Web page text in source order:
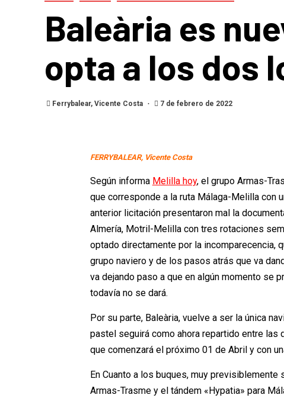
Baleària es
opta a los dos
Ferrybalear, Vicente Costa 7 de febrero de 2022
FERRYBALEAR, Vicente Costa
Según informa Melilla hoy, el grupo Armas-
que corresponde a la ruta Málaga-Melilla con
anterior licitación presentaron mal la
Almería, Motril-Melilla con tres rotaciones
optado directamente por la incomparecencia,
grupo naviero y de los pasos atrás que va
va dejando paso a que en algún momento se
todavía no se dará.
Por su parte, Baleària, vuelve a ser la única
pastel seguirá como ahora repartido entre las
que comenzará el próximo 01 de Abril y con
En Cuanto a los buques, muy
Armas-Trasme y el tándem «Hypatia» para